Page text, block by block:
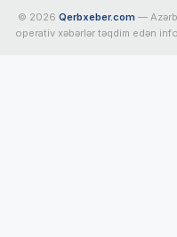
© 2026 Qerbxeber.com —
operativ xəbərlər təqdim edən